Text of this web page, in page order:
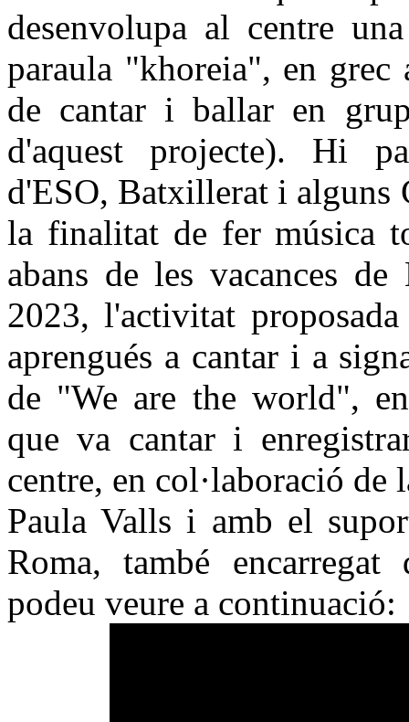
desenvolupa al centre
paraula "khoreia", en grec
de cantar i ballar en
d'aquest projecte). Hi
d'ESO, Batxillerat i alguns
la finalitat de fer música
abans de les vacances
2023, l'activitat
aprengués a cantar i a
de "We are the world",
que va cantar i
centre, en col·laboració de
Paula Valls i amb el
Roma, també
podeu veure a continuació: